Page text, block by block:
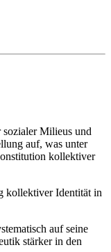
Milieus und
auf, was unter
kollektiver
kollektiver Identität in
auf seine
stärker in den